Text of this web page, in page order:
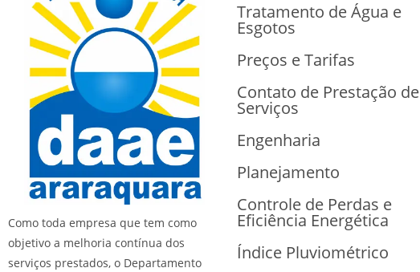
Como toda empresa que tem como
objetivo a melhoria contínua dos
serviços prestados, o Departamento
Tratamento de Água e
Esgotos
Preços e Tarifas
Contato de Prestação de
Serviços
Engenharia
Planejamento
Controle de Perdas e
Eficiência Energética
Índice Pluviométrico